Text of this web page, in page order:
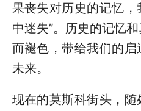
果丧失对历史的记忆
中迷失”。历史的记忆
而褪色，带给我们的
未来。
现在的莫斯科街头，